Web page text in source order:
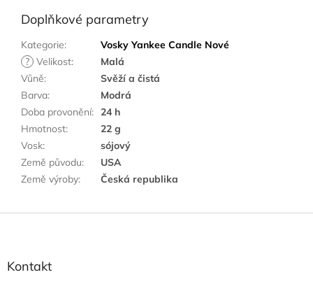
Doplňkové parametry
Kategorie:
Vosky Yankee Candle Nové
? Velikost:
Malá
Vůně:
Svěží a čistá
Barva:
Modrá
Doba provonění: 24 h
Hmotnost:
22 g
Vosk:
sójový
Země původu:
USA
Země výroby: Česká republika
Kontakt